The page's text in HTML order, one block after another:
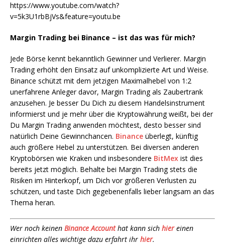
https://www.youtube.com/watch?
v=5k3U1rbBjVs&feature=youtu.be
Margin Trading bei Binance – ist das was für mich?
Jede Börse kennt bekanntlich Gewinner und Verlierer. Margin
Trading erhöht den Einsatz auf unkomplizierte Art und Weise.
Binance schützt mit dem jetzigen Maximalhebel von 1:2
unerfahrene Anleger davor, Margin Trading als Zaubertrank
anzusehen. Je besser Du Dich zu diesem Handelsinstrument
informierst und je mehr über die Kryptowährung weißt, bei der
Du Margin Trading anwenden möchtest, desto besser sind
natürlich Deine Gewinnchancen. Binance überlegt, künftig
auch größere Hebel zu unterstützen. Bei diversen anderen
Kryptobörsen wie Kraken und insbesondere BitMex ist dies
bereits jetzt möglich. Behalte bei Margin Trading stets die
Risiken im Hinterkopf, um Dich vor größeren Verlusten zu
schützen, und taste Dich gegebenenfalls lieber langsam an das
Thema heran.
Wer noch keinen Binance Accounthat kann sich hiereinen
einrichten alles wichtige dazu erfahrt ihr hier.